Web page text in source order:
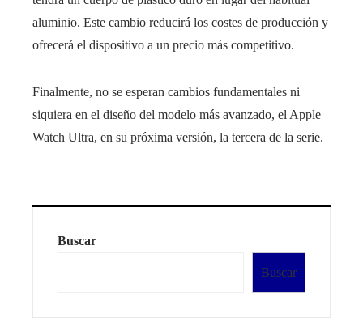
aluminio. Este cambio reducirá los costes de producción y
ofrecerá el dispositivo a un precio más competitivo.
Finalmente, no se esperan cambios fundamentales ni
siquiera en el diseño del modelo más avanzado, el Apple
Watch Ultra, en su próxima versión, la tercera de la serie.
Buscar
Buscar